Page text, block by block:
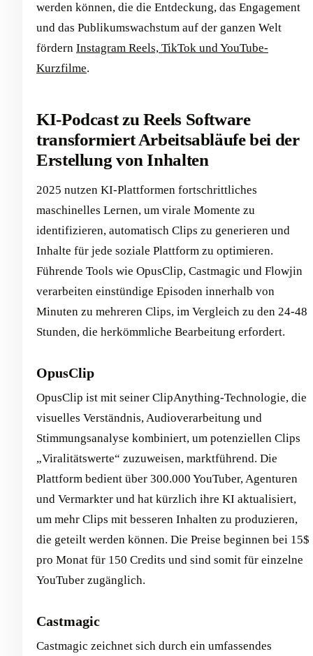
werden können, die die Entdeckung, das Engagement
und das Publikumswachstum auf der ganzen Welt
fördern Instagram Reels, TikTok und YouTube-
Kurzfilme.
KI-Podcast zu Reels Software
transformiert Arbeitsabläufe bei der
Erstellung von Inhalten
2025 nutzen KI-Plattformen fortschrittliches
maschinelles Lernen, um virale Momente zu
identifizieren, automatisch Clips zu generieren und
Inhalte für jede soziale Plattform zu optimieren.
Führende Tools wie OpusClip, Castmagic und Flowjin
verarbeiten einstündige Episoden innerhalb von
Minuten zu mehreren Clips, im Vergleich zu den 24-48
Stunden, die herkömmliche Bearbeitung erfordert.
OpusClip
OpusClip ist mit seiner ClipAnything-Technologie, die
visuelles Verständnis, Audioverarbeitung und
Stimmungsanalyse kombiniert, um potenziellen Clips
„Viralitätswerte“ zuzuweisen, marktführend. Die
Plattform bedient über 300.000 YouTuber, Agenturen
und Vermarkter und hat kürzlich ihre KI aktualisiert,
um mehr Clips mit besseren Inhalten zu produzieren,
die geteilt werden können. Die Preise beginnen bei 15$
pro Monat für 150 Credits und sind somit für einzelne
YouTuber zugänglich.
Castmagic
Castmagic zeichnet sich durch ein umfassendes